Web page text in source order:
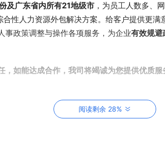
及广东省内所有21地级市 ，为员工人数多、
合性人力资源外包解决方案。给客户提供更满
事政策调整与操作各项服务，为企业有效规避
如能达成合作，我司将竭诚为您提供优质服
阅读剩余 28%